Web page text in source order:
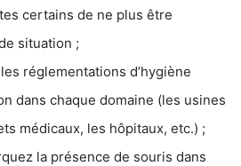
certains de ne plus être
situation ;
réglementations d’hygiène
dans chaque domaine (les usines
médicaux, les hôpitaux, etc.) ;
la présence de souris dans